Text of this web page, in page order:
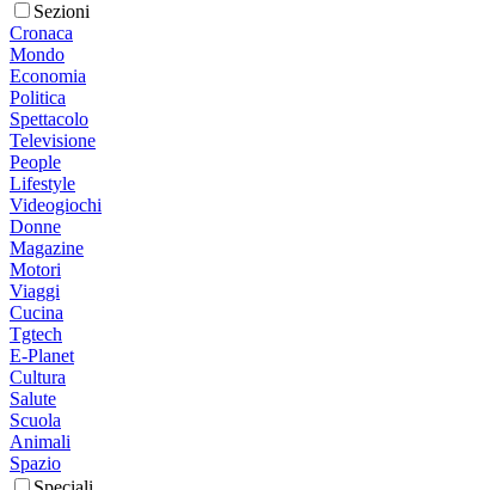
Sezioni
Cronaca
Mondo
Economia
Politica
Spettacolo
Televisione
People
Lifestyle
Videogiochi
Donne
Magazine
Motori
Viaggi
Cucina
Tgtech
E-Planet
Cultura
Salute
Scuola
Animali
Spazio